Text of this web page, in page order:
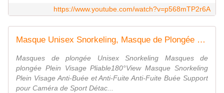
https://www.youtube.com/watch?v=p568mTP2r6A
Masque Unisex Snorkeling, Masque de Plongée Plein Visage Pliable 180°Visible, Anti-Buée et Anti-Fuite, Bande Réglable avec Support pour Caméra de Sport Détachable 3 Modèle Bleu S/M,Bleu L/XL,Noir L/XL
Masques de plongée Unisex Snorkeling Masques de
plongée Plein Visage Pliable180°View Masque Snorkeling
Plein Visage Anti-Buée et Anti-Fuite Anti-Fuite Buée Support
pour Caméra de Sport Détac...